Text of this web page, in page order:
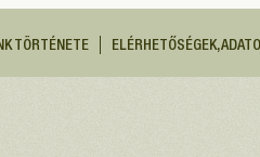
TÖRTÉNETE ELÉRHETŐSÉGEK,